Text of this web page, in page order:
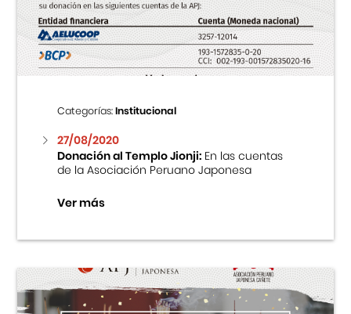
Centro Cultural Peruano Japonés
Cursos
Museo de la Inmigración Japonesa
Fondo Editorial
Teatro Peruano Japonés
Categorías:Institucional
27/08/2020
Donación al Templo Jionji:En las cuentas
de la Asociación Peruano Japonesa
Ver más